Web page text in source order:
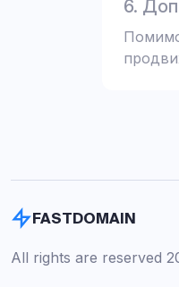
6.
FASTDOMAIN
All rights are reserved